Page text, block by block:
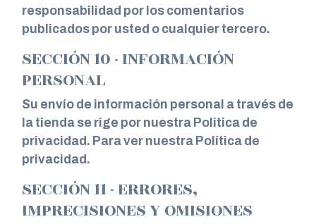
responsabilidad por los comentarios
publicados por usted o cualquier tercero.
SECCIÓN 10 - INFORMACIÓN
PERSONAL
Su envío de información personal a través de
la tienda se rige por nuestra Política de
privacidad. Para ver nuestra Política de
privacidad.
SECCIÓN 11 - ERRORES,
IMPRECISIONES Y OMISIONES